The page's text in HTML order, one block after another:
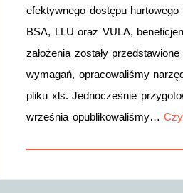
efektywnego dostępu
BSA, LLU oraz VULA,
założenia zostały
wymagań, opracowaliśmy
pliku xls. Jednocześnie
września opublikowaliśmy…